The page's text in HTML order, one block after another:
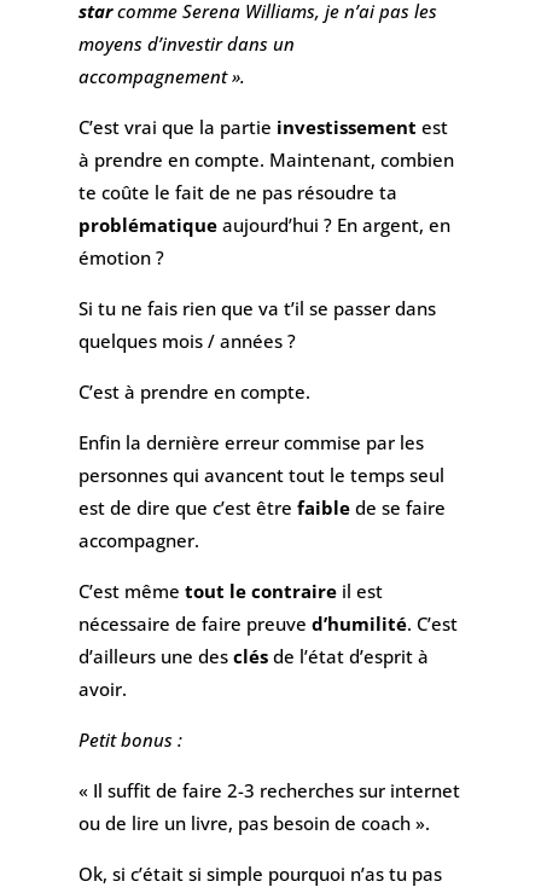
starcomme Serena Williams, je n’ai pas les
moyens d’investir dans un
accompagnement ».
C’est vrai que la partie investissement est
à prendre en compte. Maintenant, combien
te coûte le fait de ne pas résoudre ta
problématique aujourd’hui ? En argent, en
émotion ?
Si tu ne fais rien que va t’il se passer dans
quelques mois / années ?
C’est à prendre en compte.
Enfin la dernière erreur commise par les
personnes qui avancent tout le temps seul
est de dire que c’est être faible de se faire
accompagner.
C’est même tout le contraireil est
nécessaire de faire preuve d’humilité. C’est
d’ailleurs une des clés de l’état d’esprit à
avoir.
Petit bonus :
« Il suffit de faire 2-3 recherches sur internet
ou de lire un livre, pas besoin de coach ».
Ok, si c’était si simple pourquoi n’as tu pas